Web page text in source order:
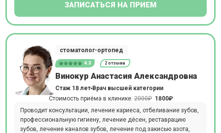
ЗАПИСАТЬСЯ НА ПРИЕМ
стоматолог-ортопед
4.3 2 отзыва
Винокур Анастасия Александровна
Стаж 18 лет Врач высшей категории
Стоимость приёма в клинике:2000₽ 1800₽
Проводит консультации, лечение кариеса, отбеливание зубов,
профессиональную гигиену, лечение дёсен, реставрацию
зубов, лечение каналов зубов, лечение под закисью азота,